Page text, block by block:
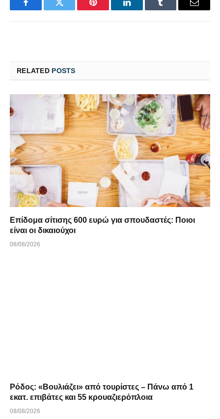
FacebookTwitter Pinterest LinkedInTumblr Email
RELATED POSTS
Επίδομα σίτισης 600 ευρώ για σπουδαστές: Ποιοι
είναι οι δικαιούχοι
08/08/2026
Ρόδος: «Βουλιάζει» από τουρίστες – Πάνω από 1
εκατ. επιβάτες και 55 κρουαζιερόπλοια
08/08/2026